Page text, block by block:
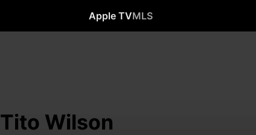
Apple TVMLS
Tito Wilson